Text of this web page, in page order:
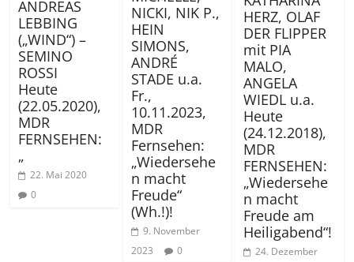
ANDREAS
LEBBING
(„WIND“) –
SEMINO
ROSSI
Heute
(22.05.2020),
MDR
FERNSEHEN:
„
22. Mai 2020
0
NICKI, NIK P.,
HEIN
SIMONS,
ANDRÉ
STADE u.a.
Fr.,
10.11.2023,
MDR
Fernsehen:
„Wiedersehe
n macht
Freude“
(Wh.!)!
9. November
2023
0
HERZ, OLAF
DER FLIPPER
mit PIA
MALO,
ANGELA
WIEDL u.a.
Heute
(24.12.2018),
MDR
FERNSEHEN:
„Wiedersehe
n macht
Freude am
Heiligabend“!
24. Dezember